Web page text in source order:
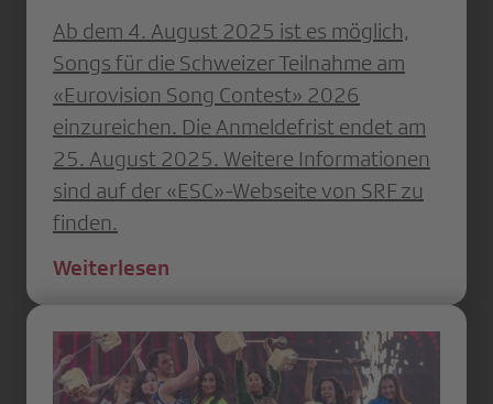
Ab dem 4. August 2025 ist es möglich,
Songs für die Schweizer Teilnahme am
«Eurovision Song Contest» 2026
einzureichen. Die Anmeldefrist endet am
25. August 2025. Weitere Informationen
sind auf der «ESC»-Webseite von SRF zu
finden.
Weiterlesen